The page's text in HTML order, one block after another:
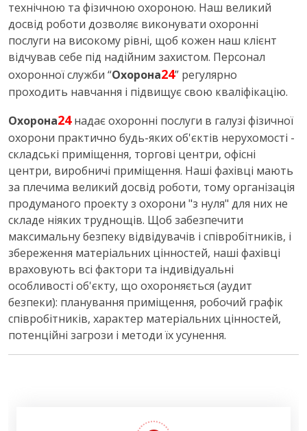
технічною та фізичною охороною. Наш великий
досвід роботи дозволяє виконувати охоронні
послуги на високому рівні, щоб кожен наш клієнт
відчував себе під надійним захистом. Персонал
охоронної служби “Охорона24” регулярно
проходить навчання і підвищує свою кваліфікацію.
Охорона24надає охоронні послуги в галузі фізичної
охорони практично будь-яких об'єктів нерухомості -
складські приміщення, торгові центри, офісні
центри, виробничі приміщення. Наші фахівці мають
за плечима великий досвід роботи, тому організація
продуманого проекту з охорони "з нуля" для них не
складе ніяких труднощів. Щоб забезпечити
максимальну безпеку відвідувачів і співробітників, і
збереження матеріальних цінностей, наші фахівці
враховують всі фактори та індивідуальні
особливості об'єкту, що охороняється (аудит
безпеки): планування приміщення, робочий графік
співробітників, характер матеріальних цінностей,
потенційні загрози і методи їх усунення.